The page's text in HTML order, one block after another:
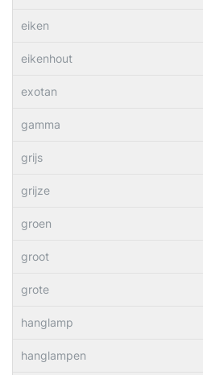
eiken
eikenhout
exotan
gamma
grijs
grijze
groen
groot
grote
hanglamp
hanglampen